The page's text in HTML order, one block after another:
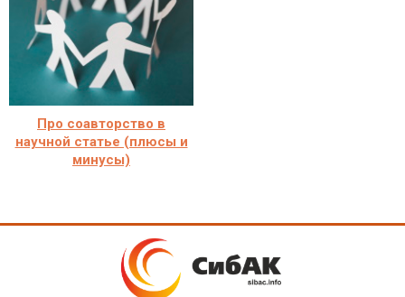
Про соавторство в
научной статье (плюсы и
минусы)